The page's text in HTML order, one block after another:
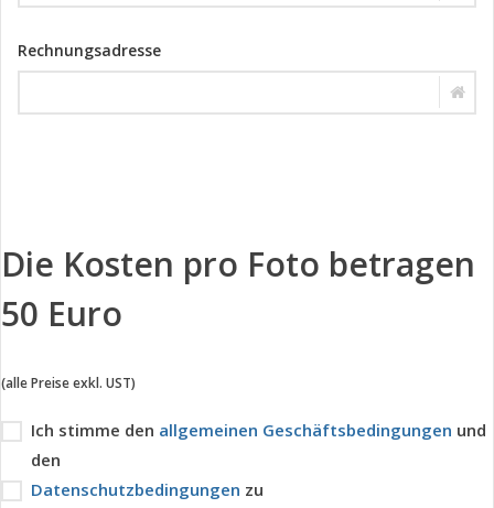
Rechnungsadresse
Die Kosten pro Foto betragen
50 Euro
(alle Preise exkl. UST)
Ich stimme den allgemeinen Geschäftsbedingungen und
den
Datenschutzbedingungen zu